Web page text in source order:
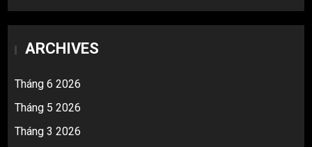
ARCHIVES
Tháng 6 2026
Tháng 5 2026
Tháng 3 2026